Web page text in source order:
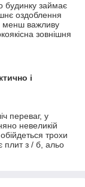
будинку займає
оздоблення
менш важливу
зовнішня
і
переваг, у
невеликій
трохи
плит з / б, альо